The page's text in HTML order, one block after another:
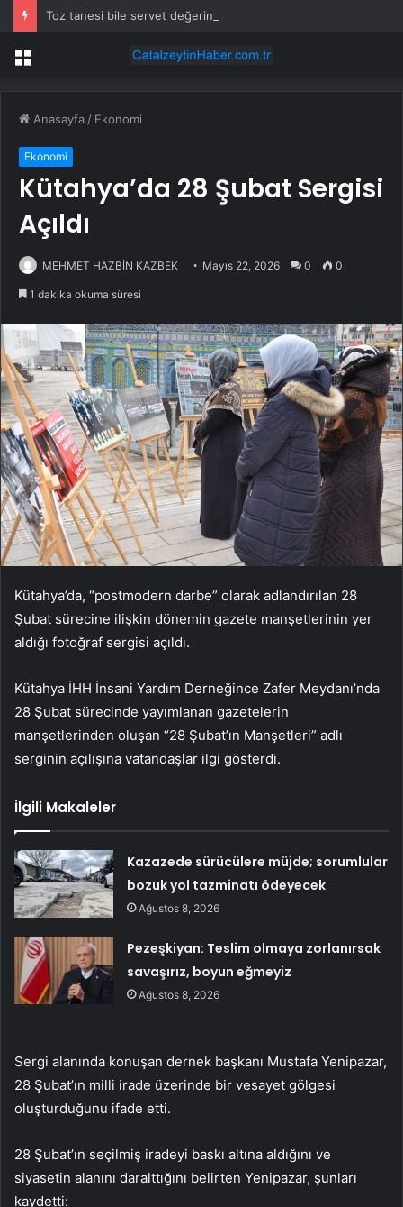
Menü
Anasayfa / Ekonomi
Ekonomi
Kütahya’da 28 Şubat Sergisi
Açıldı
MEHMET HAZBİN KAZBEK Mayıs 22, 2026 0 0
1 dakika okuma süresi
Kütahya’da, “postmodern darbe” olarak adlandırılan 28
Şubat sürecine ilişkin dönemin gazete manşetlerinin yer
aldığı fotoğraf sergisi açıldı.
Kütahya İHH İnsani Yardım Derneğince Zafer Meydanı’nda
28 Şubat sürecinde yayımlanan gazetelerin
manşetlerinden oluşan “28 Şubat’ın Manşetleri” adlı
serginin açılışına vatandaşlar ilgi gösterdi.
İlgili Makaleler
Kazazede sürücülere müjde; sorumlular
bozuk yol tazminatı ödeyecek
Ağustos 8, 2026
Pezeşkiyan: Teslim olmaya zorlanırsak
savaşırız, boyun eğmeyiz
Ağustos 8, 2026
Sergi alanında konuşan dernek başkanı Mustafa Yenipazar,
28 Şubat’ın milli irade üzerinde bir vesayet gölgesi
oluşturduğunu ifade etti.
28 Şubat’ın seçilmiş iradeyi baskı altına aldığını ve
siyasetin alanını daralttığını belirten Yenipazar, şunları
kaydetti: